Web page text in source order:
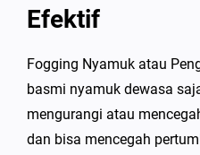
Efektif
Fogging Nyamuk atau
basmi nyamuk dewasa
mengurangi atau
dan bisa mencegah